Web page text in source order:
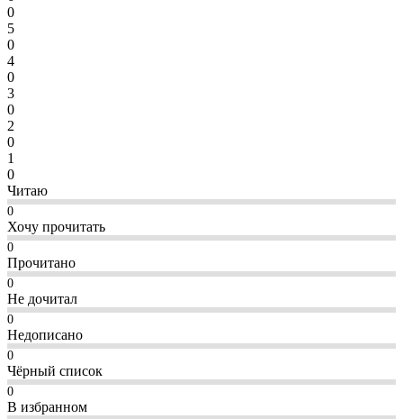
0
5
0
4
0
3
0
2
0
1
0
Читаю
0
Хочу прочитать
0
Прочитано
0
Не дочитал
0
Недописано
0
Чёрный список
0
В избранном